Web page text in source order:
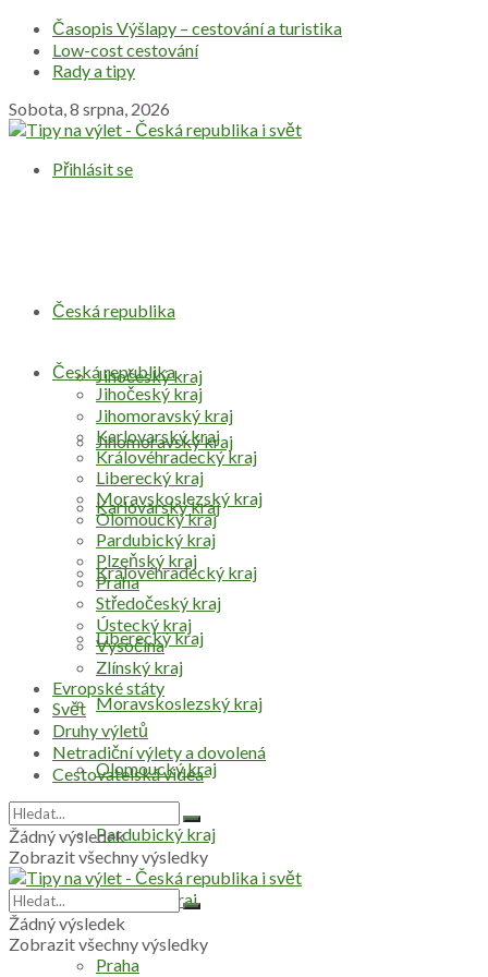
Časopis Výšlapy – cestování a turistika
Low-cost cestování
Rady a tipy
Sobota, 8 srpna, 2026
Přihlásit se
Česká republika
Jihočeský kraj
Jihomoravský kraj
Karlovarský kraj
Královéhradecký kraj
Liberecký kraj
Moravskoslezský kraj
Olomoucký kraj
Pardubický kraj
Plzeňský kraj
Praha
Česká republika
Jihočeský kraj
Jihomoravský kraj
Karlovarský kraj
Královéhradecký kraj
Liberecký kraj
Moravskoslezský kraj
Olomoucký kraj
Pardubický kraj
Plzeňský kraj
Praha
Středočeský kraj
Ústecký kraj
Vysočina
Zlínský kraj
Evropské státy
Svět
Druhy výletů
Netradiční výlety a dovolená
Cestovatelská videa
Žádný výsledek
Zobrazit všechny výsledky
Žádný výsledek
Zobrazit všechny výsledky